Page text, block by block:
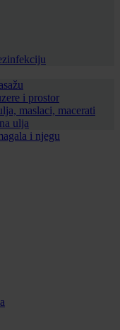
i prostor
maslaci, macerati
ulja
i njegu